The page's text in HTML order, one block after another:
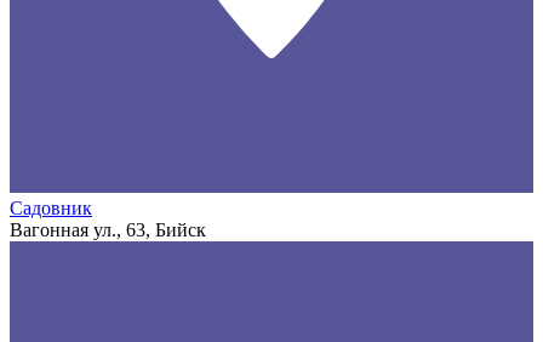
Садовник
Вагонная ул., 63, Бийск